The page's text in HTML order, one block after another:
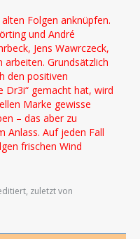
Folgen anknüpfen.
und André
Jens Wawrczeck,
arbeiten. Grundsätzlich
den positiven
Dr3i“ gemacht hat, wird
Marke gewisse
– das aber zu
Anlass. Auf jeden Fall
frischen Wind
zuletzt von